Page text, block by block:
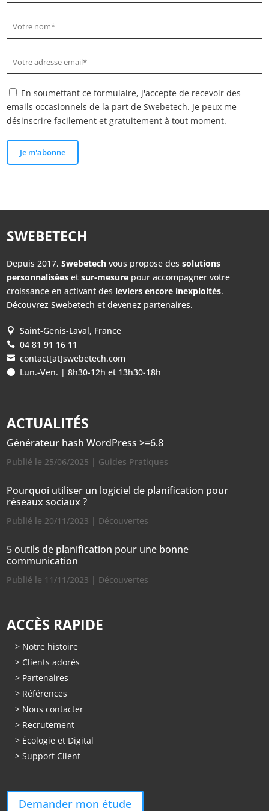
En soumettant ce formulaire, j'accepte de recevoir des
emails occasionnels de la part de Swebetech. Je peux me
désinscrire facilement et gratuitement à tout moment.
Je m'abonne
SWEBETECH
Depuis 2017,Swebetech vous propose dessolutions
personnalisées etsur-mesure pour accompagner votre
croissance en activant des leviers encore inexploités.
Découvrez Swebetech et devenez partenaires.
 Saint-Genis-Laval, France
 04 81 91 16 11
 contact[at]swebetech.com
 Lun.-Ven. | 8h30-12h et 13h30-18h
ACTUALITÉS
Générateur hash WordPress >=6.8
Publié le 25/06/2025 | Guides Pratiques
Pourquoi utiliser un logiciel de planification pour
réseaux sociaux ?
Publié le 20/11/2023 | Découvertes
5 outils de planification pour une bonne
communication
Publié le 11/11/2023 | Découvertes
ACCÈS RAPIDE
> Notre histoire
> Clients adorés
> Partenaires
> Références
> Nous contacter
> Recrutement
> Écologie et Digital
> Support Client
Demander mon étude